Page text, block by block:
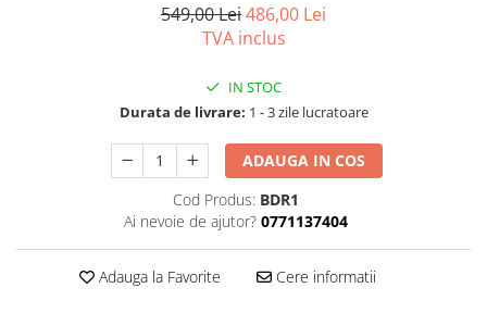
Rezervoare aparente
Seturi de mobilier si lavoar
Oglinzi baie si corpuri iluminat
Corpuri iluminat
549,00 Lei486,00 Lei
TVA inclus
IN STOC
Durata de livrare: 1 - 3 zile lucratoare
ADAUGA IN COS
Cod Produs: BDR1
Ai nevoie de ajutor? 0771137404
Adauga la Favorite Cere informatii